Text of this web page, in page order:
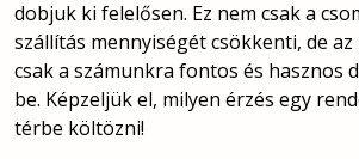
dobjuk ki felelősen. Ez nem csak a
szállítás mennyiségét csökkenti, de
csak a számunkra fontos és hasznos
be. Képzeljük el, milyen érzés egy
térbe költözni!